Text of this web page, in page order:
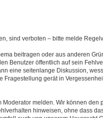
sind verboten – bitte melde
beitragen oder aus anderen
Benutzer öffentlich auf sein
eine seitenlange Diskussion,
Fragestellung gerät in
melden. Wir können den
hinweisen, ohne dass